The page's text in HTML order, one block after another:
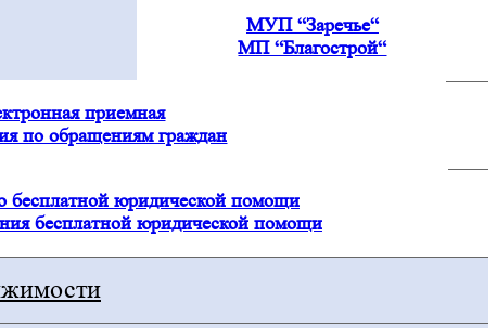
МУП “Заречье“
МП “Благострой“
приемная
по обращениям граждан
бесплатной юридической помощи
бесплатной юридической помощи